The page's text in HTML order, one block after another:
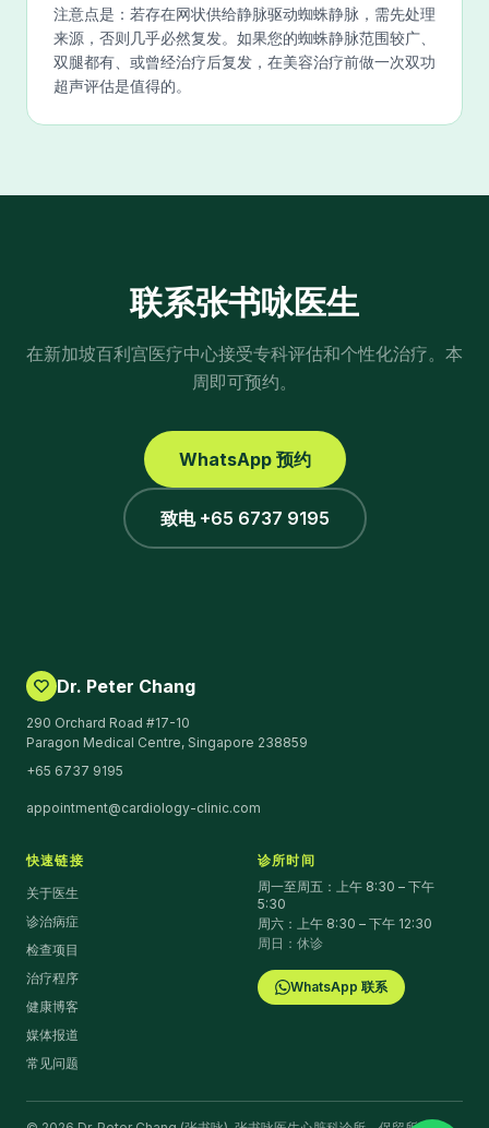
注意点是：若存在网状供给静脉驱动蜘蛛静脉，需先处理
来源，否则几乎必然复发。如果您的蜘蛛静脉范围较广、
双腿都有、或曾经治疗后复发，在美容治疗前做一次双功
超声评估是值得的。
联系张书咏医生
在新加坡百利宫医疗中心接受专科评估和个性化治疗。本
周即可预约。
WhatsApp 预约
致电 +65 6737 9195
Dr. Peter Chang
290 Orchard Road #17-10
Paragon Medical Centre, Singapore 238859
+65 6737 9195
appointment@cardiology-clinic.com
快速链接
关于医生
诊治病症
检查项目
治疗程序
健康博客
媒体报道
常见问题
诊所时间
周一至周五：上午 8:30 – 下午
5:30
周六：上午 8:30 – 下午 12:30
周日：休诊
WhatsApp 联系